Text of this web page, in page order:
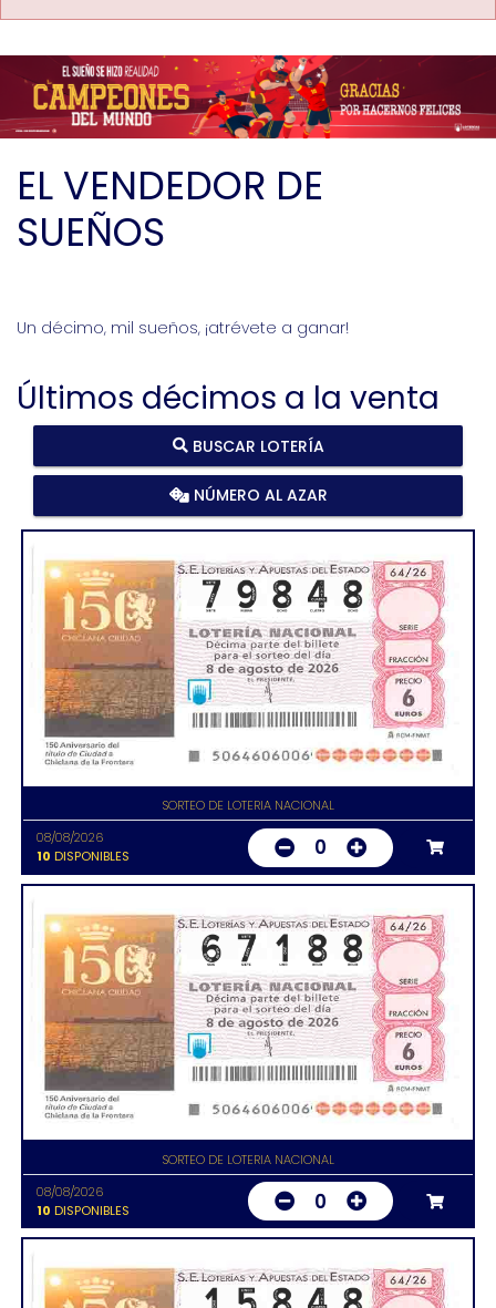
EL VENDEDOR DE
SUEÑOS
Un décimo, mil sueños, ¡atrévete a ganar!
Últimos décimos a la venta
BUSCAR LOTERÍA
NÚMERO AL AZAR
SORTEO DE LOTERIA NACIONAL
08/08/2026
10 DISPONIBLES 0
SORTEO DE LOTERIA NACIONAL
08/08/2026
10 DISPONIBLES 0